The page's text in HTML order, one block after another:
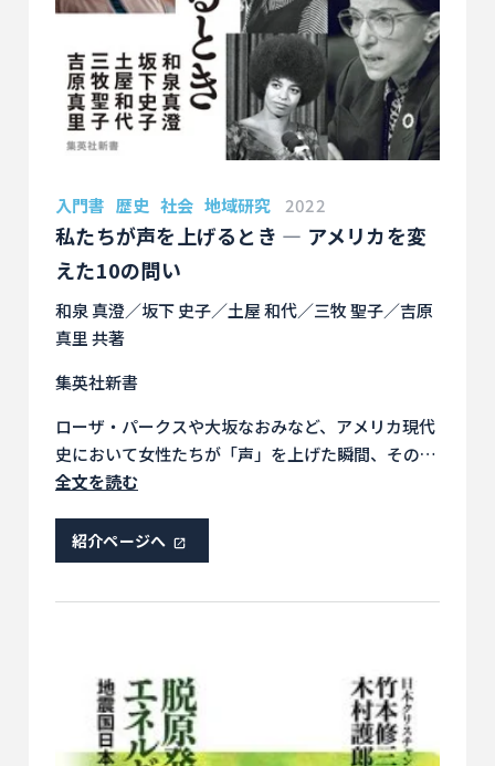
入門書 歴史 社会 地域研究 2022
私たちが声を上げるとき ― アメリカを変
えた10の問い
和泉 真澄／坂下 史子／土屋 和代／三牧 聖子／吉原
真里 共著
集英社新書
ローザ・パークスや大坂なおみなど、アメリカ現代
史において女性たちが「声」を上げた瞬間、その経
緯・背景、余波を考察した本
全文を読む
紹介ページへ